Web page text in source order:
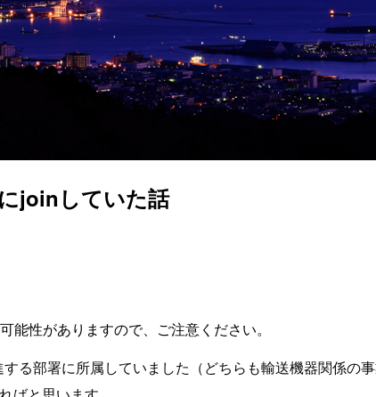
joinしていた話
性がありますので、ご注意ください。
る部署に所属していました（どちらも輸送機器関係の